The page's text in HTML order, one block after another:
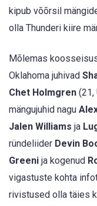
kipub võõrsil
olla Thunderi kiire
Mõlemas
Oklahoma juhivad
Chet Holmgren (21,
mängujuhid nagu
Jalen Williams ja
ründeliider Devin
Greeni ja kogenud
vigastuste kohta
rivistused olla täies